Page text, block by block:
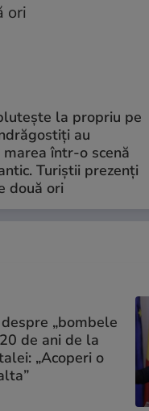
la propriu pe
au
într-o scenă
Turiștii prezenți
două ori
„bombele
de ani de la
„Acoperi o